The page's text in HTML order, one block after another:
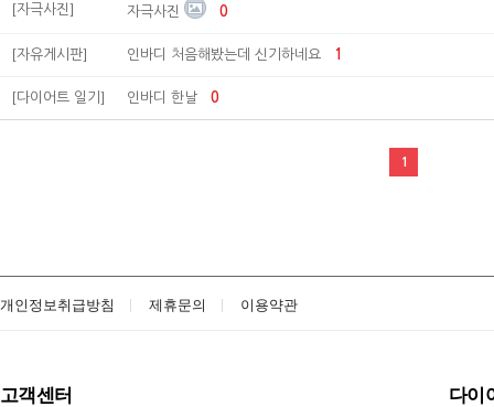
[자극사진] 자극사진 0
[자유게시판] 인바디 처음해봤는데 신기하네요 1
[다이어트 일기] 인바디 한날 0
1
개인정보취급방침 제휴문의 이용약관
고객센터 다이